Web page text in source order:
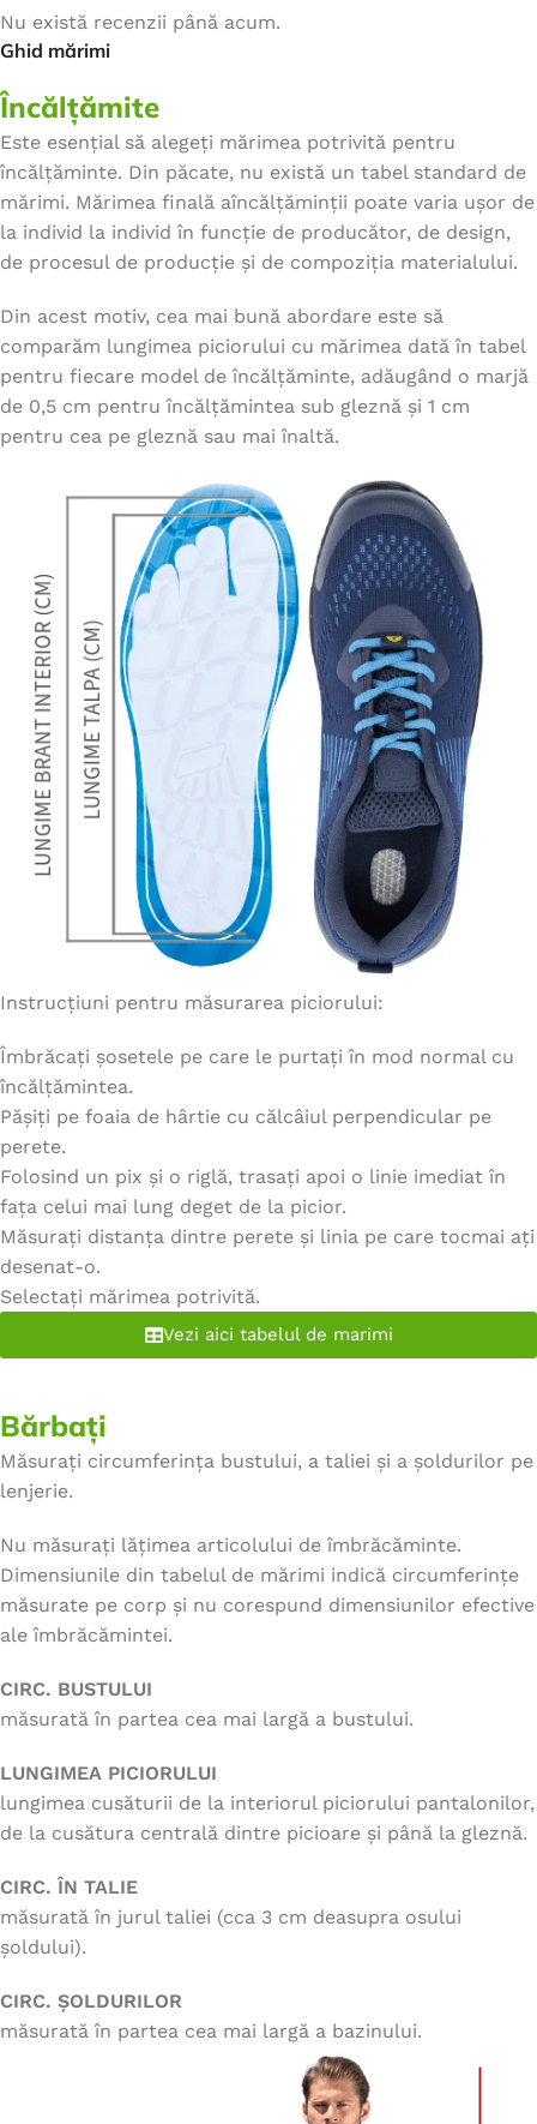
Nu există recenzii până acum.
Ghid mărimi
Încălțămite
Este esențial să alegeți mărimea potrivită pentru
încălțăminte. Din păcate, nu există un tabel standard de
mărimi. Mărimea finală aîncălțăminții poate varia ușor de
la individ la individ în funcție de producător, de design,
de procesul de producție și de compoziția materialului.
Din acest motiv, cea mai bună abordare este să
comparăm lungimea piciorului cu mărimea dată în tabel
pentru fiecare model de încălțăminte, adăugând o marjă
de 0,5 cm pentru încălțămintea sub gleznă și 1 cm
pentru cea pe gleznă sau mai înaltă.
Instrucțiuni pentru măsurarea piciorului:
Îmbrăcați șosetele pe care le purtați în mod normal cu
încălțămintea.
Pășiți pe foaia de hârtie cu călcâiul perpendicular pe
perete.
Folosind un pix și o riglă, trasați apoi o linie imediat în
fața celui mai lung deget de la picior.
Măsurați distanța dintre perete și linia pe care tocmai ați
desenat-o.
Selectați mărimea potrivită.
Vezi aici tabelul de marimi
Bărbați
Măsurați circumferința bustului, a taliei și a șoldurilor pe
lenjerie.
Nu măsurați lățimea articolului de îmbrăcăminte.
Dimensiunile din tabelul de mărimi indică circumferințe
măsurate pe corp și nu corespund dimensiunilor efective
ale îmbrăcămintei.
CIRC. BUSTULUI
măsurată în partea cea mai largă a bustului.
LUNGIMEA PICIORULUI
lungimea cusăturii de la interiorul piciorului pantalonilor,
de la cusătura centrală dintre picioare și până la gleznă.
CIRC. ÎN TALIE
măsurată în jurul taliei (cca 3 cm deasupra osului
șoldului).
CIRC. ȘOLDURILOR
măsurată în partea cea mai largă a bazinului.